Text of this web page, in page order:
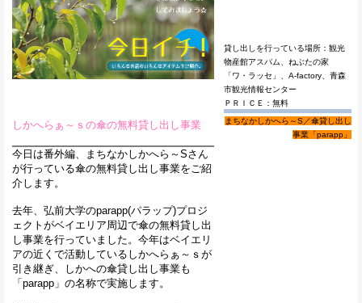
しかへらぁ～ｓの傘の無料貸し出し事業
今日は番外編、まちなかしかへら～Sさん
が行っている傘の無料貸し出し事業をご紹
介します。
去年、弘前大学のparapp(パラップ)プロジ
ェクトがベイエリア周辺で傘の無料貸し出
し事業を行っていました。今年はベイエリ
アの近くで活動しているしかへらぁ～ｓが
引き継ぎ、しかへの傘貸し出し事業も
「parapp」の名称で実施します。
貸し出しを行っている場所：観光
物産館アスパム、ねぶたの家
「ワ・ラッセ」、A-factory、青森
市観光情報センター
ＰＲＩＣＥ：無料
まちなかしかへら～S／傘貸し出し
事業「parapp」